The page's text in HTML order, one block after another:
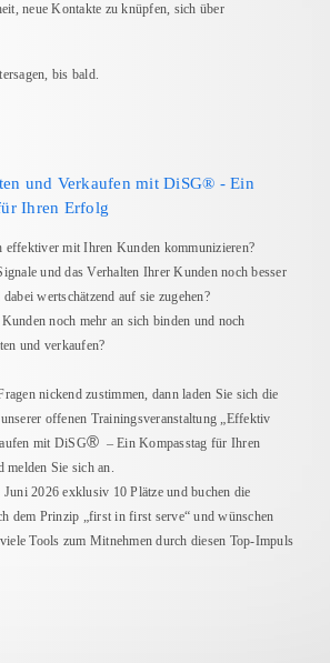
neue Kontakte zu knüpfen, sich über
bis bald.
und Verkaufen mit DiSG® - Ein
Ihren Erfolg
effektiver mit Ihren Kunden kommunizieren?
und das Verhalten Ihrer Kunden noch besser
wertschätzend auf sie zugehen?
noch mehr an sich binden und noch
und verkaufen?
nickend zustimmen, dann laden Sie sich die
offenen Trainingsveranstaltung „Effektiv
mit DiSG® – Ein Kompasstag für Ihren
melden Sie sich an.
2026 exklusiv 10 Plätze und buchen die
dem Prinzip „first in first serve“ und wünschen
Tools zum Mitnehmen durch diesen Top-Impuls